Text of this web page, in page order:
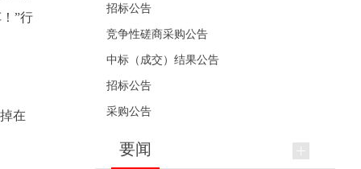
”行
在
招标公告
竞争性磋商采购公告
中标（成交）结果公告
招标公告
采购公告
要闻